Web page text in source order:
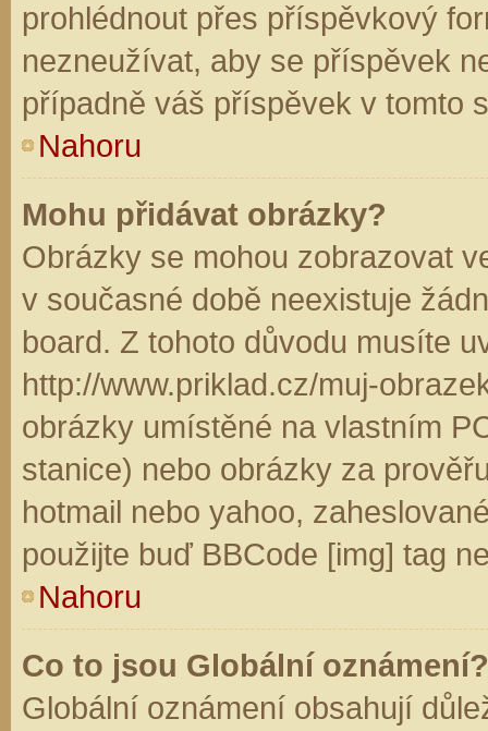
prohlédnout přes příspěvkový
nezneužívat, aby se příspěvek
případně váš příspěvek v tomto
Nahoru
Mohu přidávat obrázky?
Obrázky se mohou zobrazovat
v současné době neexistuje
board. Z tohoto důvodu musíte
http://www.priklad.cz/muj-
obrázky umístěné na vlastním
stanice) nebo obrázky za
hotmail nebo yahoo,
použijte buď BBCode [img] tag
Nahoru
Co to jsou Globální oznámení?
Globální oznámení obsahují